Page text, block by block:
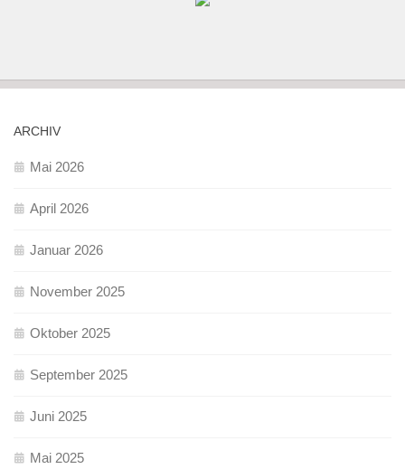
ARCHIV
Mai 2026
April 2026
Januar 2026
November 2025
Oktober 2025
September 2025
Juni 2025
Mai 2025